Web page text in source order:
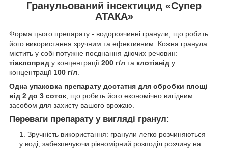
Гранульований інсектицид «Супер
АТАКА»
Форма цього препарату - водорозчинні гранули, що робить
його використання зручним та ефективним. Кожна гранула
містить у собі потужне поєднання діючих речовин:
тіаклоприд у концентрації 200 г/л та клотіанід у
концентрації 100 г/л.
Одна упаковка препарату достатня для обробки площі
від 2 до 3 соток, що робить його економічно вигідним
засобом для захисту вашого врожаю.
Переваги препарату у вигляді гранул:
Зручність використання: гранули легко розчиняються
у воді, забезпечуючи рівномірний розподіл розчину на